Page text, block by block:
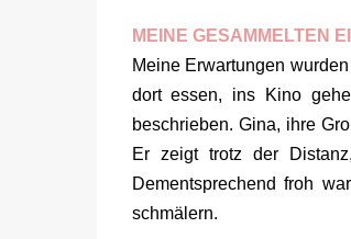
MEINE GESAMMELTEN
Meine Erwartungen
dort essen, ins Kino
beschrieben. Gina, ihre
Er zeigt trotz der
Dementsprechend froh
schmälern.